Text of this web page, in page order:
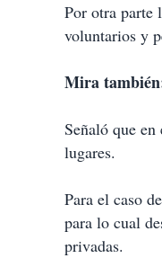
Por otra parte
voluntarios y
Mira
Señaló que
lugares.
Para el caso
para lo cual
privadas.